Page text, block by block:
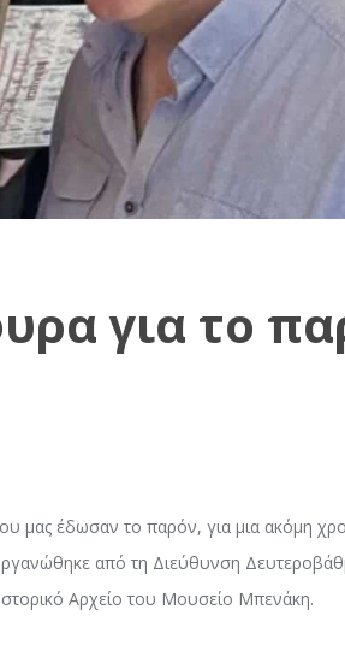
για το
μας έδωσαν το παρόν, για μια ακόμη
από τη Διεύθυνση
Αρχείο του Μουσείο Μπενάκη.